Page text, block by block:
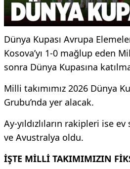
Dünya Kupası Avrupa
Kosova’yı 1-0 mağlup eden
sonra Dünya Kupasına
Milli takımımız 2026 Dünya
Grubu’nda yer alacak.
Ay-yıldızlıların rakipleri ise
ve Avustralya oldu.
İŞTE MİLLİ TAKIMIMIZIN